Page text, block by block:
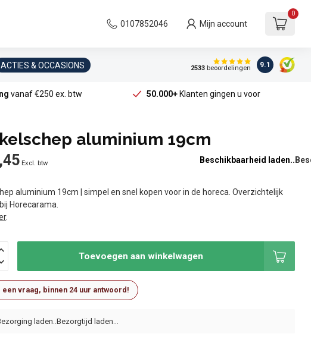
0107852046 Mijn account
0
ACTIES & OCCASIONS 2533beoordelingen 9.1
vanaf €250 ex. btw 50.000+Klanten gingen u voor
aluminium 19cm
Excl. btw Beschikbaarheid laden..
aluminium 19cm | simpel en snel kopen voor in de horeca. Overzichtelijk
Horecarama.
.
Toevoegen aan winkelwagen
een vraag, binnen 24 uur antwoord!
laden..